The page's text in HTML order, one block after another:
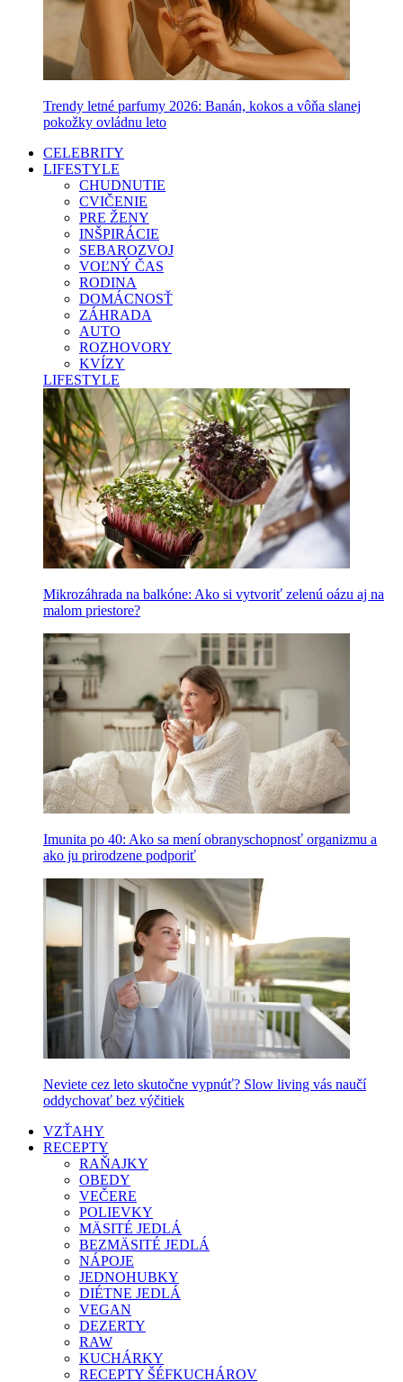
Trendy letné parfumy 2026: Banán, kokos a vôňa slanej
pokožky ovládnu leto
CELEBRITY
LIFESTYLE
CHUDNUTIE
CVIČENIE
PRE ŽENY
INŠPIRÁCIE
SEBAROZVOJ
VOĽNÝ ČAS
RODINA
DOMÁCNOSŤ
ZÁHRADA
AUTO
ROZHOVORY
KVÍZY
LIFESTYLE
Mikrozáhrada na balkóne: Ako si vytvoriť zelenú oázu aj na
malom priestore?
Imunita po 40: Ako sa mení obranyschopnosť organizmu a
ako ju prirodzene podporiť
Neviete cez leto skutočne vypnúť? Slow living vás naučí
oddychovať bez výčitiek
VZŤAHY
RECEPTY
RAŇAJKY
OBEDY
VEČERE
POLIEVKY
MÄSITÉ JEDLÁ
BEZMÄSITÉ JEDLÁ
NÁPOJE
JEDNOHUBKY
DIÉTNE JEDLÁ
VEGAN
DEZERTY
RAW
KUCHÁRKY
RECEPTY ŠÉFKUCHÁROV